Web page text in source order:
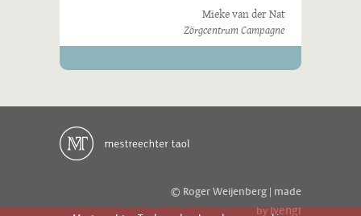
Mieke van der Nat
Zörgcentrum Campagne
© Roger Weijenberg | made
byivengi